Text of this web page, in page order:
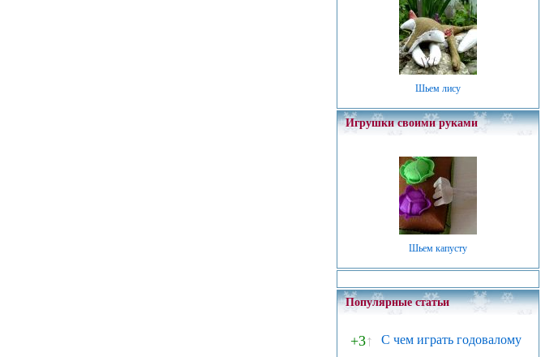
Шьем лису
Игрушки своими руками
Шьем капусту
Популярные статьи
+3↑ С чем играть годовалому